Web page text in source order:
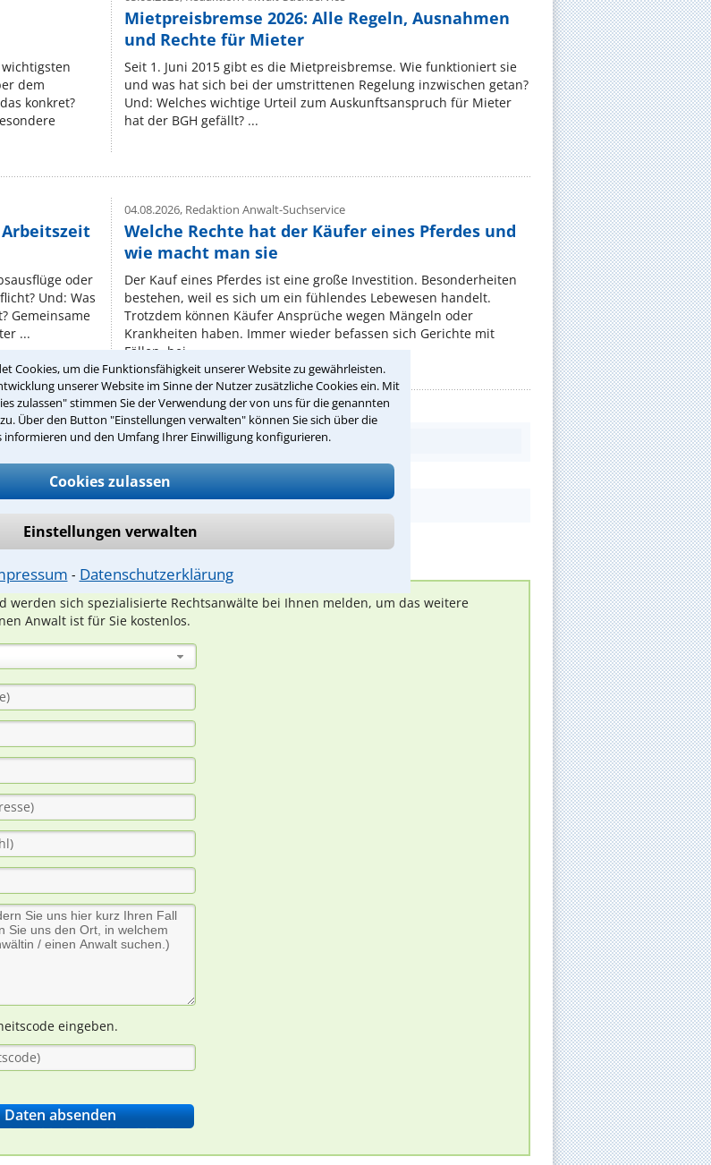
Cookies, um die Funktionsfähigkeit unserer Website zu gewährleisten.
unserer Website im Sinne der Nutzer zusätzliche Cookies ein. Mit
zulassen" stimmen Sie der Verwendung der von uns für die genannten
Über den Button "Einstellungen verwalten" können Sie sich über die
informieren und den Umfang Ihrer Einwilligung konfigurieren.
Cookies zulassen
Einstellungen verwalten
⁃ Datenschutzerklärung
dem
konkret?
Mietpreisbremse 2026: Alle Regeln, Ausnahmen
und Rechte für Mieter
Seit 1. Juni 2015 gibt es die Mietpreisbremse. Wie funktioniert sie
und was hat sich bei der umstrittenen Regelung inzwischen getan?
Und: Welches wichtige Urteil zum Auskunftsanspruch für Mieter
hat der BGH gefällt? ...
oder
Und: Was
Gemeinsame
...
04.08.2026,Redaktion Anwalt-Suchservice
Welche Rechte hat der Käufer eines Pferdes und
wie macht man sie
Der Kauf eines Pferdes ist eine große Investition. Besonderheiten
bestehen, weil es sich um ein fühlendes Lebewesen handelt.
Trotzdem können Käufer Ansprüche wegen Mängeln oder
Krankheiten haben. Immer wieder befassen sich Gerichte mit
Fällen, bei ...
Teste Dein Rechtswissen
werden sich spezialisierte Rechtsanwälte bei Ihnen melden, um das weitere
Anwalt ist für Sie kostenlos.
eingeben.